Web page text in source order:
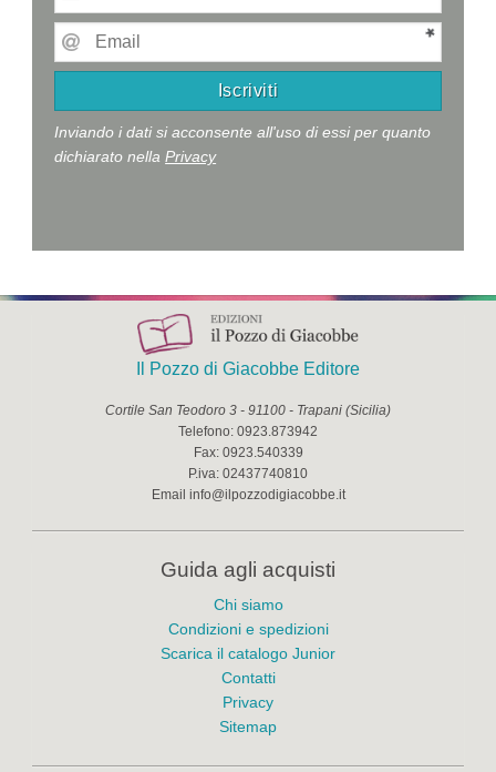
Inviando i dati si acconsente all'uso di essi per quanto
dichiarato nellaPrivacy
Il Pozzo di Giacobbe Editore
Cortile San Teodoro 3 - 91100 - Trapani (Sicilia)
Telefono: 0923.873942
Fax: 0923.540339
P.iva: 02437740810
Email info@ilpozzodigiacobbe.it
Guida agli acquisti
Chi siamo
Condizioni e spedizioni
Scarica il catalogo Junior
Contatti
Privacy
Sitemap